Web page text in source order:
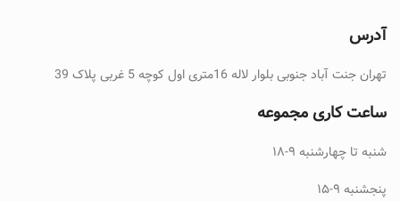
آدرس
تهران جنت آباد جنوبی بلوار لاله 16متری اول کوچه 5 غربی پلاک 39
ساعت کاری مجموعه
شنبه تا چهارشنبه ۹-۱۸
پنجشنبه ۹-۱۵